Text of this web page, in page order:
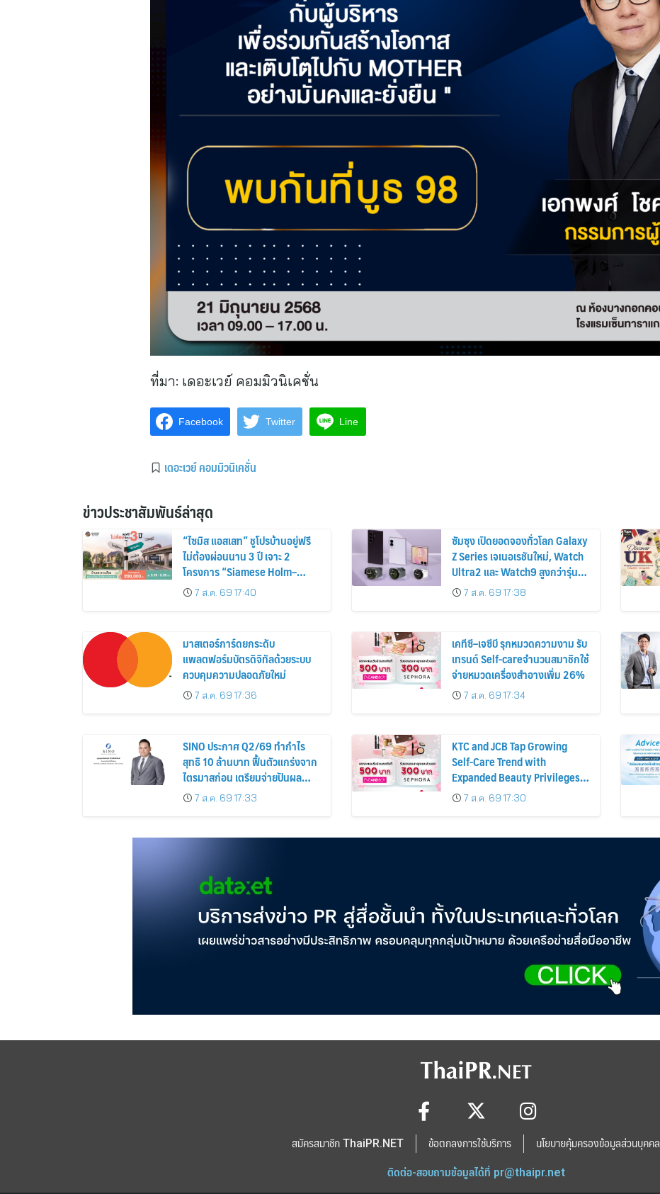
ที่มา: เดอะเวย์ คอมมิวนิเคชั่น
Facebook Twitter Line
เดอะเวย์ คอมมิวนิเคชั่น
ข่าวประชาสัมพันธ์ล่าสุด
“ไซมิส แอสเสท” ชูโปรบ้านอยู่ฟรี
ไม่ต้องผ่อนนาน 3 ปี เจาะ 2
โครงการ “Siamese Holm–
Siamese Blossom” พร้อม
ส่วนลดและสิทธิพิเศษถึง 31
7 ส.ค. 69 17:40
ซัมซุง เปิดยอดจองทั่วโลก Galaxy
Z Series เจเนอเรชันใหม่, Watch
Ultra2 และ Watch9 สูงกว่ารุ่น
ก่อนหน้ากว่า 30%
7 ส.ค. 69 17:38
มาสเตอร์การ์ดยกระดับ
แพลตฟอร์มบัตรดิจิทัลด้วยระบบ
ควบคุมความปลอดภัยใหม่
7 ส.ค. 69 17:36
เคทีซี–เจซีบี รุกหมวดความงาม รับ
เทรนด์ Self-careจำนวนสมาชิกใช้
จ่ายหมวดเครื่องสำอางเพิ่ม 26%
7 ส.ค. 69 17:34
SINO ประกาศ Q2/69 ทำกำไร
สุทธิ 10 ล้านบาท ฟื้นตัวแกร่งจาก
ไตรมาสก่อน เตรียมจ่ายปันผล
ระหว่างกาล 0.014423 บาทต่อหุ้น
ครึ่งปีหลังมุ่งเติบโตต่อเนื่อง
7 ส.ค. 69 17:33
KTC and JCB Tap Growing
Self-Care Trend with
Expanded Beauty Privileges
Number of KTC JCB
Cardmembers Spending on
7 ส.ค. 69 17:30
สมัครสมาชิก ThaiPR.NET ข้อตกลงการใช้บริการ นโยบายคุ้มครองข้อมูลส่วนบุคคล
ติดต่อ-สอบถามข้อมูลได้ที่ pr@thaipr.net